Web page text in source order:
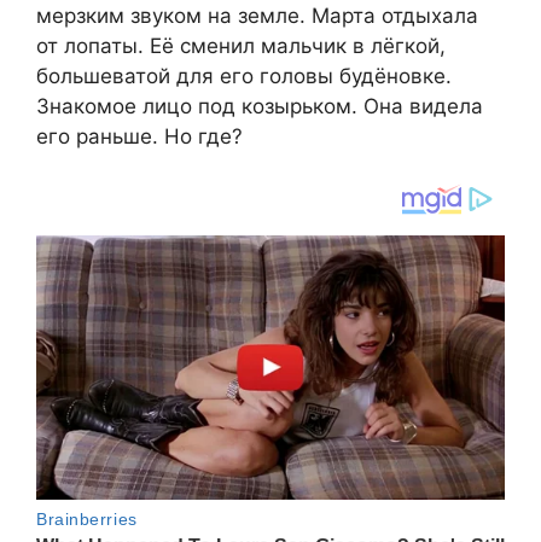
мерзким звуком на земле. Марта отдыхала
от лопаты. Её сменил мальчик в лёгкой,
большеватой для его головы будёновке.
Знакомое лицо под козырьком. Она видела
его раньше. Но где?